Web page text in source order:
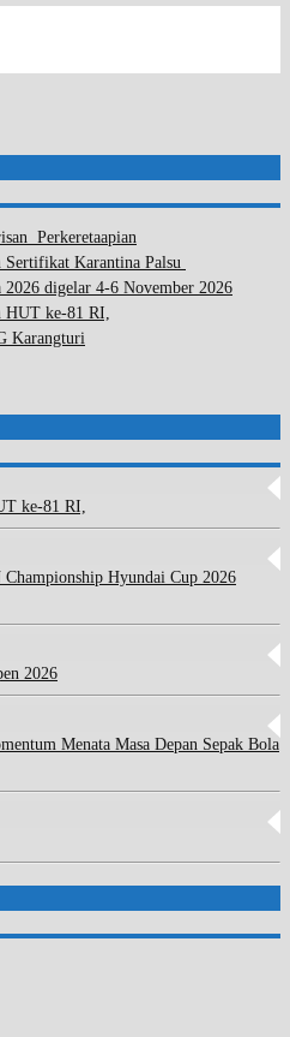
Perkeretaapian
Karantina Palsu
digelar 4-6 November 2026
HUT ke-81 RI,
Karangturi
ke-81 RI,
Hyundai Cup 2026
2026
Menata Masa Depan Sepak Bola